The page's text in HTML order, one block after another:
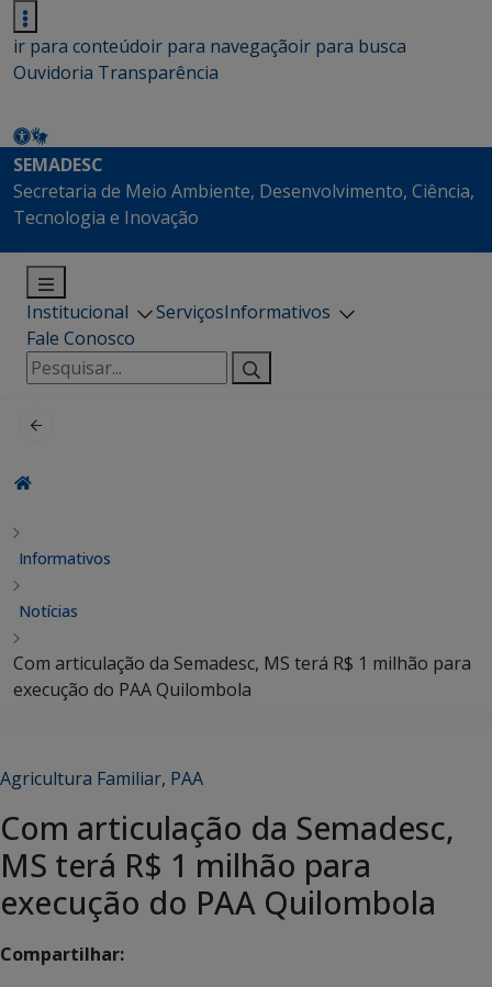
ir para conteúdoir para navegaçãoir para busca
Ouvidoria Transparência
SEMADESC
Secretaria de Meio Ambiente, Desenvolvimento, Ciência,
Tecnologia e Inovação
Institucional ServiçosInformativos
Fale Conosco
Pesquisar
por:
Informativos
Notícias
Com articulação da Semadesc, MS terá R$ 1 milhão para
execução do PAA Quilombola
Agricultura Familiar, PAA
Com articulação da Semadesc,
MS terá R$ 1 milhão para
execução do PAA Quilombola
Compartilhar: